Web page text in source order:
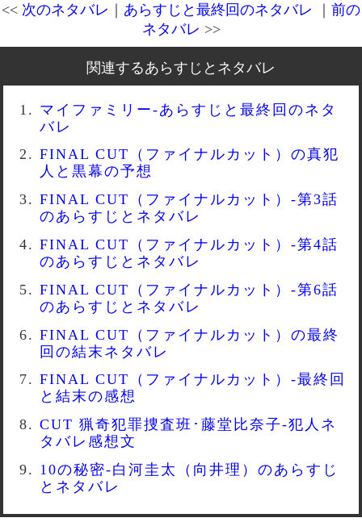
<< 次のネタバレ ｜ あらすじと最終回のネタバレ ｜ 前の
ネタバレ >>
関連するあらすじとネタバレ
マイファミリー-あらすじと最終回のネタ
バレ
FINAL CUT（ファイナルカット）の真犯
人と黒幕の予想
FINAL CUT（ファイナルカット）-第3話
のあらすじとネタバレ
FINAL CUT（ファイナルカット）-第4話
のあらすじとネタバレ
FINAL CUT（ファイナルカット）-第6話
のあらすじとネタバレ
FINAL CUT（ファイナルカット）の最終
回の結末ネタバレ
FINAL CUT（ファイナルカット）-最終回
と結末の感想
CUT 猟奇犯罪捜査班･藤堂比奈子-犯人ネ
タバレ感想文
10の秘密-白河圭太（向井理）のあらすじ
とネタバレ